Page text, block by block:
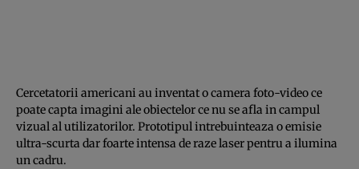
Cercetatorii americani au inventat o camera foto-video ce
poate capta imagini ale obiectelor ce nu se afla in campul
vizual al utilizatorilor. Prototipul intrebuinteaza o emisie
ultra-scurta dar foarte intensa de raze laser pentru a ilumina
un cadru.